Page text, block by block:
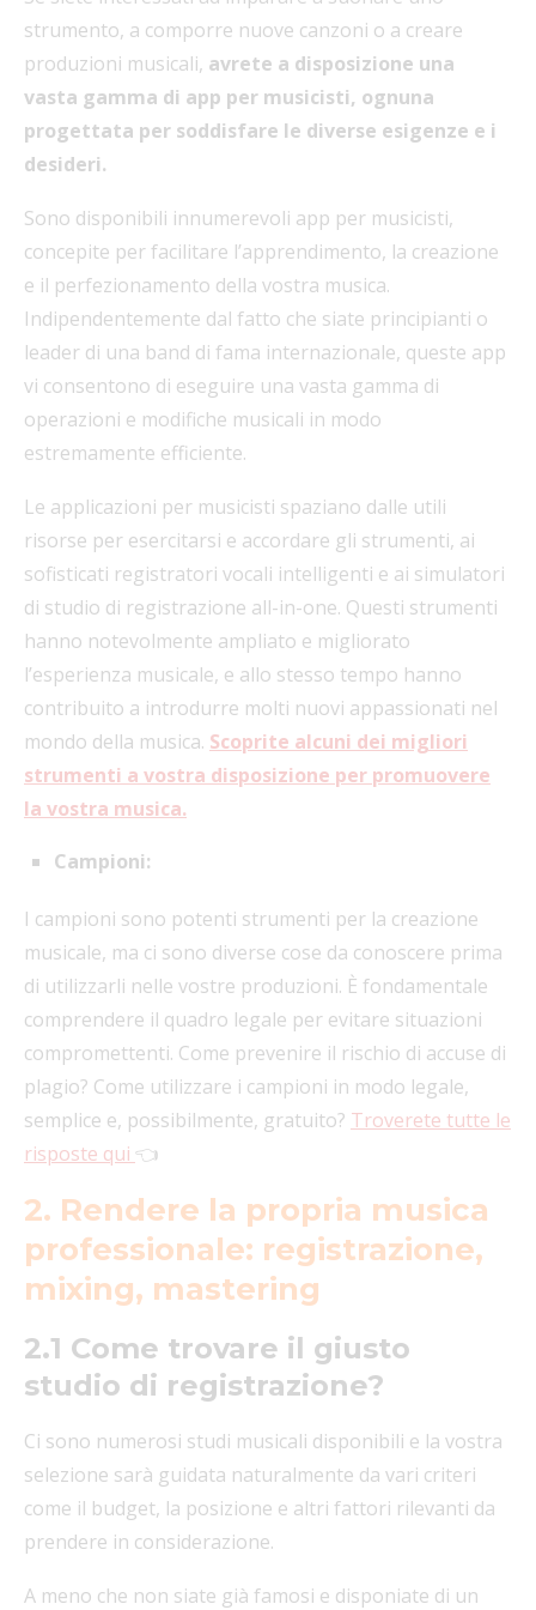
strumento, a comporre nuove canzoni o a creare
produzioni musicali, avrete a disposizione una
vasta gamma di app per musicisti, ognuna
progettata per soddisfare le diverse esigenze e i
desideri.
Sono disponibili innumerevoli app per musicisti,
concepite per facilitare l’apprendimento, la creazione
e il perfezionamento della vostra musica.
Indipendentemente dal fatto che siate principianti o
leader di una band di fama internazionale, queste app
vi consentono di eseguire una vasta gamma di
operazioni e modifiche musicali in modo
estremamente efficiente.
Le applicazioni per musicisti spaziano dalle utili
risorse per esercitarsi e accordare gli strumenti, ai
sofisticati registratori vocali intelligenti e ai simulatori
di studio di registrazione all-in-one. Questi strumenti
hanno notevolmente ampliato e migliorato
l’esperienza musicale, e allo stesso tempo hanno
contribuito a introdurre molti nuovi appassionati nel
mondo della musica. Scoprite alcuni dei migliori
strumenti a vostra disposizione per promuovere
la vostra musica.
Campioni:
I campioni sono potenti strumenti per la creazione
musicale, ma ci sono diverse cose da conoscere prima
di utilizzarli nelle vostre produzioni. È fondamentale
comprendere il quadro legale per evitare situazioni
compromettenti. Come prevenire il rischio di accuse di
plagio? Come utilizzare i campioni in modo legale,
semplice e, possibilmente, gratuito? Troverete tutte le
risposte qui 👈
2. Rendere la propria musica
professionale: registrazione,
mixing, mastering
2.1 Come trovare il giusto
studio di registrazione?
Ci sono numerosi studi musicali disponibili e la vostra
selezione sarà guidata naturalmente da vari criteri
come il budget, la posizione e altri fattori rilevanti da
prendere in considerazione.
A meno che non siate già famosi e disponiate di un